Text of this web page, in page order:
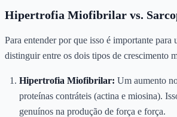
Hipertrofia Miofibrilar vs.
Para entender por que isso é importante para
distinguir entre os dois tipos de crescimento
Hipertrofia Miofibrilar: Um aumento
proteínas contráteis (actina e miosina).
genuínos na produção de força e força.